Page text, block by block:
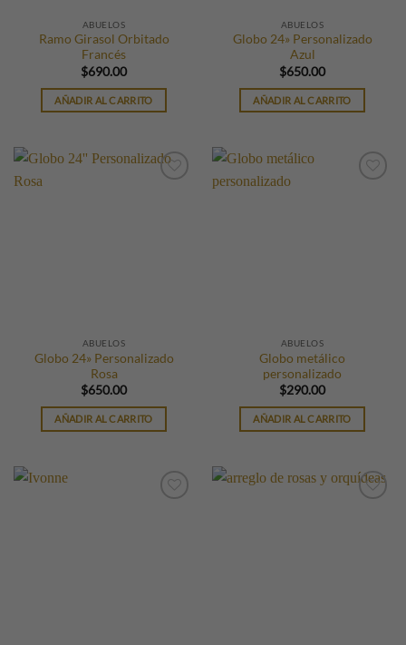
ABUELOS
Ramo Girasol Orbitado
Francés
$690.00
AÑADIR AL CARRITO
ABUELOS
Globo 24» Personalizado
Azul
$650.00
AÑADIR AL CARRITO
ABUELOS
Globo 24» Personalizado
Rosa
$650.00
AÑADIR AL CARRITO
ABUELOS
Globo metálico
personalizado
$290.00
AÑADIR AL CARRITO